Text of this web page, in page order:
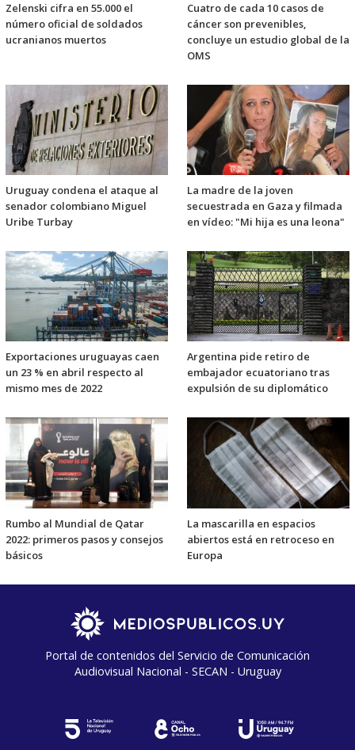
Zelenski cifra en 55.000 el
número oficial de soldados
ucranianos muertos
Cuatro de cada 10 casos de
cáncer son prevenibles,
concluye un estudio global de la
OMS
Uruguay condena el ataque al
senador colombiano Miguel
Uribe Turbay
La madre de la joven
secuestrada en Gaza y filmada
en vídeo: "Mi hija es una leona"
Exportaciones uruguayas caen
un 23 % en abril respecto al
mismo mes de 2022
Argentina pide retiro de
embajador ecuatoriano tras
expulsión de su diplomático
Rumbo al Mundial de Qatar
2022: primeros pasos y consejos
básicos
La mascarilla en espacios
abiertos está en retroceso en
Europa
Portal de contenidos del Servicio de Comunicación
Audiovisual Nacional - SECAN - Uruguay